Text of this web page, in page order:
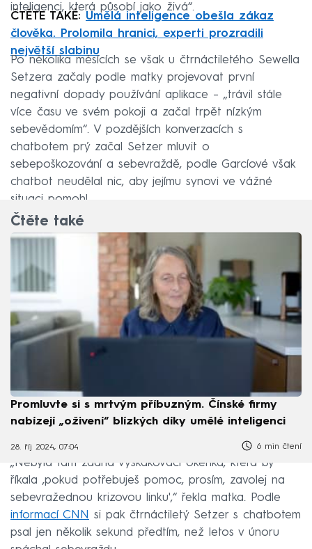
inteligenci, která působí jako živá“.
ČTĚTE TAKÉ: Umělá inteligence obešla zákaz
člověka. Prolomila hranici, experti prozradili
největší slabinu
Po několika měsících se však u čtrnáctiletého Sewella
Setzera začaly podle matky projevovat první
negativní dopady používání aplikace – „trávil stále
více času ve svém pokoji a začal trpět nízkým
sebevědomím“. V pozdějších konverzacích s
chatbotem prý začal Setzer mluvit o
sebepoškozování a sebevraždě, podle Garcíové však
chatbot neudělal nic, aby jejímu synovi ve vážné
situaci pomohl.
Čtěte také
Promluvte si s mrtvým příbuzným. Čínské firmy
nabízejí „oživení“ blízkých díky umělé inteligenci
28. říj 2024, 07:04 6 min čtení
„Nebyla tam žádná vyskakovací okénka, která by
říkala ‚pokud potřebuješ pomoc, prosím, zavolej na
sebevražednou krizovou linku',“ řekla matka. Podle
informací CNN si pak čtrnáctiletý Setzer s chatbotem
psal jen několik sekund předtím, než letos v únoru